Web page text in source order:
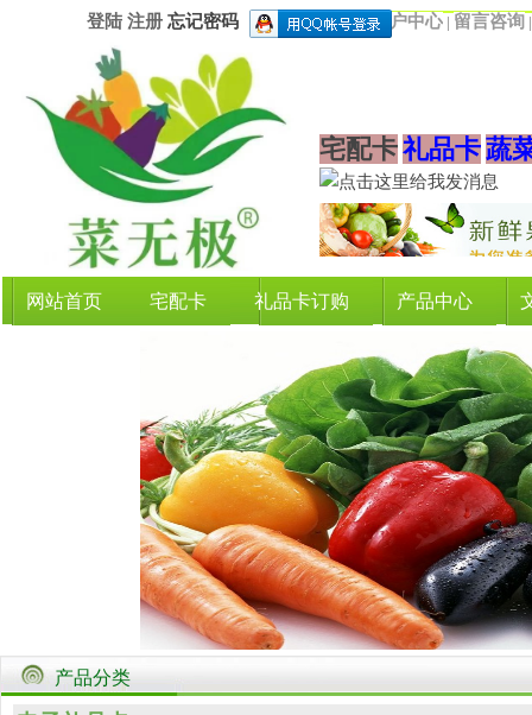
网站首页 宅配卡 礼品卡订购 产品中心
登陆 注册 忘记密码 用户中心 | 留言咨询
宅配卡礼品卡蔬
产品分类